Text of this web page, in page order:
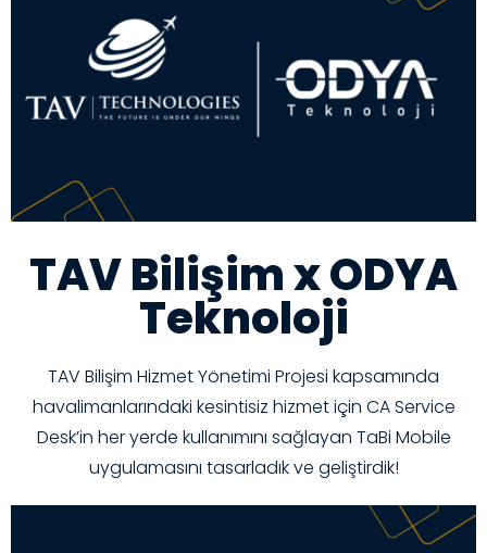
TAV Bilişim x ODYA
Teknoloji
TAV Bilişim Hizmet Yönetimi Projesi kapsamında
havalimanlarındaki kesintisiz hizmet için CA Service
Desk’in her yerde kullanımını sağlayan TaBi Mobile
uygulamasını tasarladık ve geliştirdik!